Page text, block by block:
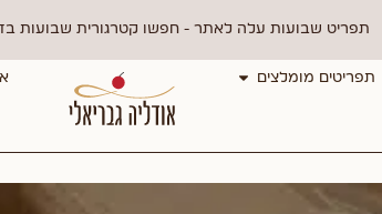
תפריט שבועות עלה לאתר - חפשו קטרגורית שבועות
תפריטים מומלצים